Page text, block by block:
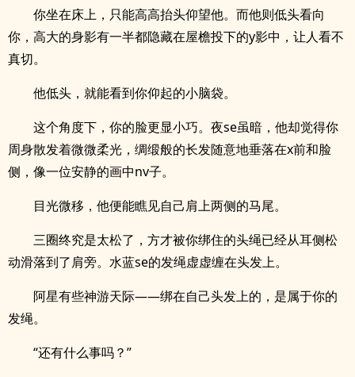
你坐在床上，只能高高抬头仰望他。而他则低头看向
你，高大的身影有一半都隐藏在屋檐投下的y影中，让人看不
真切。
他低头，就能看到你仰起的小脑袋。
这个角度下，你的脸更显小巧。夜se虽暗，他却觉得你
周身散发着微微柔光，绸缎般的长发随意地垂落在x前和脸
侧，像一位安静的画中nv子。
目光微移，他便能瞧见自己肩上两侧的马尾。
三圈终究是太松了，方才被你绑住的头绳已经从耳侧松
动滑落到了肩旁。水蓝se的发绳虚虚缠在头发上。
阿星有些神游天际——绑在自己头发上的，是属于你的
发绳。
“还有什么事吗？”